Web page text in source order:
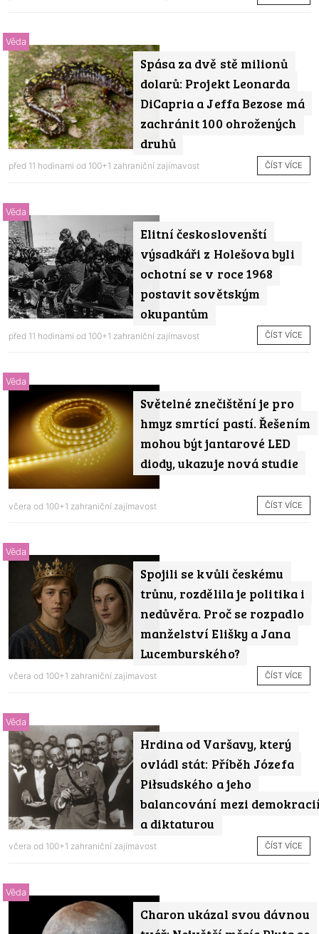
Spása za dvě stě milionů
dolarů: Projekt Leonarda
DiCapria a Jeffa Bezose má
zachránit 100 ohrožených
druhů
Věda
před 11 hodinami od 100+1 zahraniční zajímavost ČÍST VÍCE
Elitní českoslovenští
výsadkáři z Holešova byli
ochotní se v roce 1968
postavit sovětským
okupantům
Věda
před 11 hodinami od 100+1 zahraniční zajímavost ČÍST VÍCE
Světelné znečištění je pro
hmyz smrtící pastí. Řešením
mohou být jantarové LED
diody, ukazuje nová studie
Věda
včera od 100+1 zahraniční zajímavost ČÍST VÍCE
Spojili se kvůli českému
trůnu, rozdělila je politika i
nedůvěra. Proč se rozpadlo
manželství Elišky a Jana
Lucemburského?
Věda
včera od 100+1 zahraniční zajímavost ČÍST VÍCE
Hrdina od Varšavy, který
ovládl stát: Příběh Józefa
Piłsudského a jeho
balancování mezi
a diktaturou
Věda
včera od 100+1 zahraniční zajímavost ČÍST VÍCE
Charon ukázal svou dávnou
Věda